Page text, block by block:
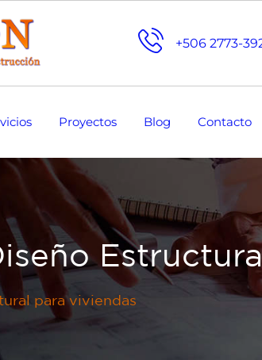
+506 2773-
Proyectos Blog Contacto
para viviendas